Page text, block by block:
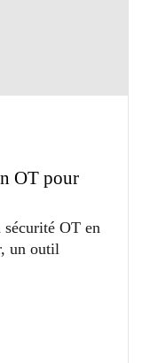
OT pour
OT en
un outil